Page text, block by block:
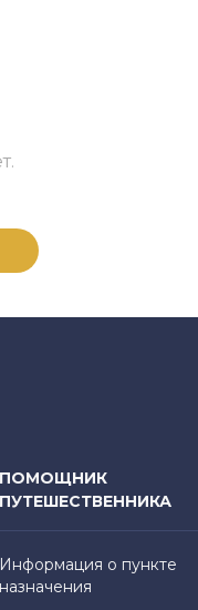
ПОМОЩНИК
ПУТЕШЕСТВЕННИКА
Информация о пункте
назначения